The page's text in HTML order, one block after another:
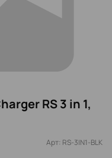
RS 3 in 1,
Арт: RS-3IN1-BLK